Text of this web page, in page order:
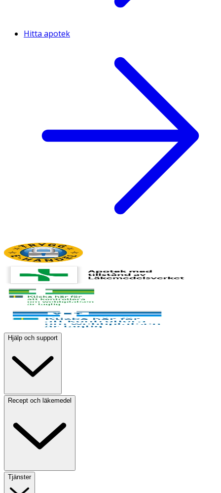
Hitta apotek
Hjälp och support
Recept och läkemedel
Tjänster